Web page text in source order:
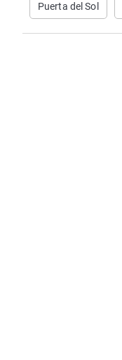
Puerta del Sol